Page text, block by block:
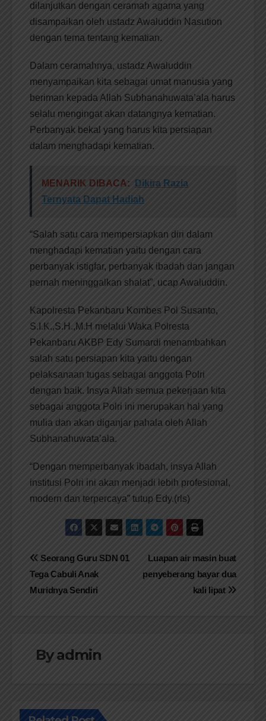
dilanjutkan dengan ceramah agama yang
disampaikan oleh ustadz Awaluddin Nasution
dengan tema tentang kematian.
Dalam ceramahnya, ustadz Awaluddin
menyampaikan kita sebagai umat manusia yang
beriman kepada Allah Subhanahuwata’ala harus
selalu mengingat akan datangnya kematian.
Perbanyak bekal yang harus kita persiapan
dalam menghadapi kematian.
MENARIK DIBACA:
Dikira Razia
Ternyata Dapat Hadiah
“Salah satu cara mempersiapkan diri dalam
menghadapi kematian yaitu dengan cara
perbanyak istigfar, perbanyak ibadah dan jangan
pernah meninggalkan shalat”, ucap Awaluddin.
Kapolresta Pekanbaru Kombes Pol Susanto,
S.I.K.,S.H.,M.H melalui Waka Polresta
Pekanbaru AKBP Edy Sumardi menambahkan
salah satu persiapan kita yaitu dengan
pelaksanaan tugas sebagai anggota Polri
dengan baik. Insya Allah semua pekerjaan kita
sebagai anggota Polri ini merupakan hal yang
mulia dan akan diganjar pahala oleh Allah
Subhanahuwata’ala.
“Dengan memperbanyak ibadah, insya Allah
institusi Polri ini akan menjadi lebih profesional,
modern dan terpercaya” tutup Edy.(rls)
Navigasi
pos
Luapan air masin buat
penyeberang bayar dua
kali lipat
Seorang Guru SDN 01
Tega Cabuli Anak
Muridnya Sendiri
Byadmin